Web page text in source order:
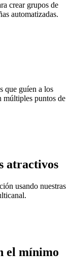
crear grupos de
automatizadas.
que guíen a los
múltiples puntos de
atractivos
usando nuestras
el mínimo